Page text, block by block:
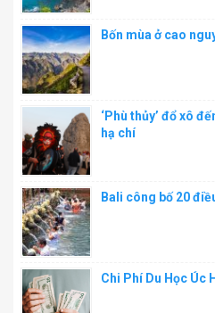
Bốn mùa ở cao
‘Phù thủy’ đổ xô
hạ chí
Bali công bố 20
Chi Phí Du Học Úc